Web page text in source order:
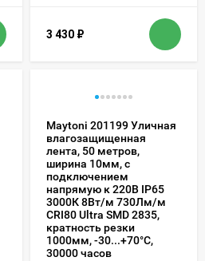
3 430 ₽
Maytoni 201199 Уличная
влагозащищенная
лента, 50 метров,
ширина 10мм, с
подключением
напрямую к 220В IP65
3000К 8Вт/м 730Лм/м
CRI80 Ultra SMD 2835,
кратность резки
1000мм, -30...+70°С,
30000 часов